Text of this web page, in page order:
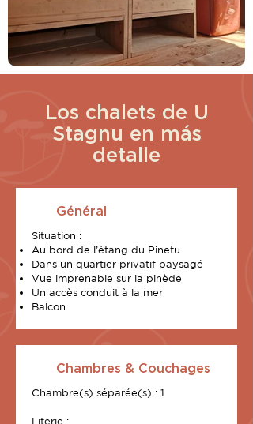
Los chalets de U
Stagnu en más
detalle
Général
Situation :
Au bord de l’étang du Pinetu
Dans un quartier privatif paysagé
Vue imprenable sur la pinède
Un accès conduit à la mer
Balcon
Chambres & Couchages
Chambre(s) séparée(s) : 1
Literie :